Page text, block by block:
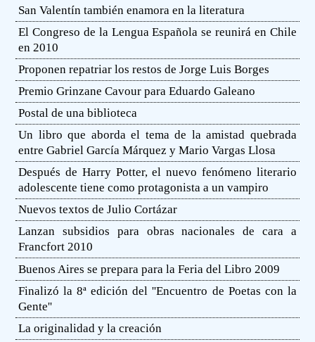
San Valentín también enamora en la literatura
El Congreso de la Lengua Española se reunirá en Chile
en 2010
Proponen repatriar los restos de Jorge Luis Borges
Premio Grinzane Cavour para Eduardo Galeano
Postal de una biblioteca
Un libro que aborda el tema de la amistad quebrada
entre Gabriel García Márquez y Mario Vargas Llosa
Después de Harry Potter, el nuevo fenómeno literario
adolescente tiene como protagonista a un vampiro
Nuevos textos de Julio Cortázar
Lanzan subsidios para obras nacionales de cara a
Francfort 2010
Buenos Aires se prepara para la Feria del Libro 2009
Finalizó la 8ª edición del ''Encuentro de Poetas con la
Gente''
La originalidad y la creación